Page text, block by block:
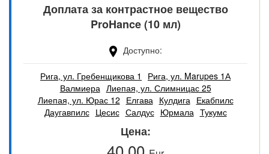
Доплата за контрастное вещество
ProHance (10 мл)
Доступно
Рига, ул. Гребенщикова 1
Рига, ул. Marupes 1А
Валмиера Лиепая, ул. Слимницас 25
Лиепая, ул. Юрас 12 Елгава Кулдига Екабпилс
Даугавпилс Цесис Салдус Юрмала Тукумс
Цена